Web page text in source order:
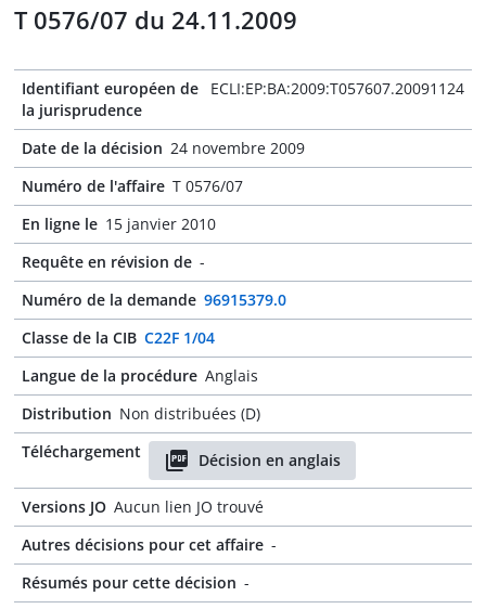
T 0576/07 du 24.11.2009
Identifiant européen de
la jurisprudence
ECLI:EP:BA:2009:T057607.20091124
Date de la décision 24 novembre 2009
Numéro de l'affaire T 0576/07
En ligne le 15 janvier 2010
Requête en révision de -
Numéro de la demande 96915379.0
Classe de la CIB C22F 1/04
Langue de la procédure Anglais
Distribution Non distribuées (D)
Téléchargement
Décision en anglais
Versions JO Aucun lien JO trouvé
Autres décisions pour cet affaire -
Résumés pour cette décision -